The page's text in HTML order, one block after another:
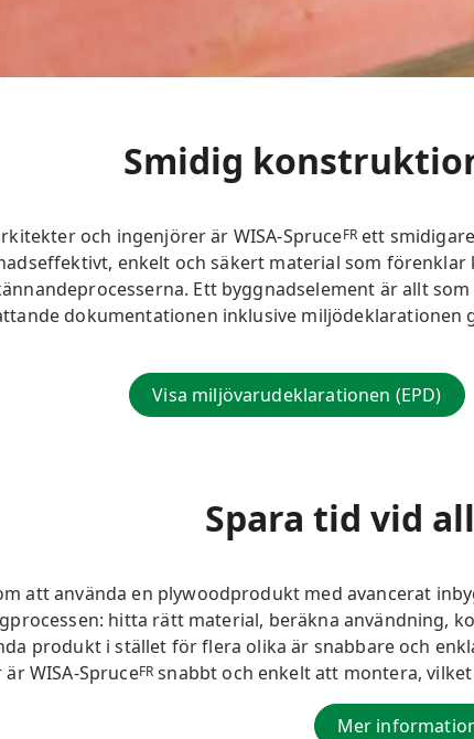
Smidig
och ingenjörer är WISA-SpruceFRett
enkelt och säkert material som
Ett byggnadselement är allt
dokumentationen inklusive miljödeklarationen
Visa miljövarudeklarationen (EPD)
Spara tid vid
att använda en plywoodprodukt med avancerat
hitta rätt material, beräkna användning,
produkt i stället för flera olika är snabbare och
ärWISA-SpruceFR snabbt och enkelt att montera,
Mer